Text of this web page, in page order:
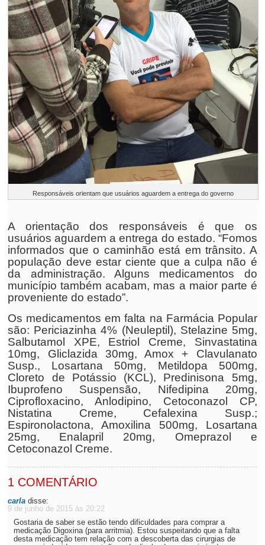
Responsáveis orientam que usuários aguardem a entrega do governo
A orientação dos responsáveis é que os
usuários aguardem a entrega do estado. “Fomos
informados que o caminhão está em trânsito. A
população deve estar ciente que a culpa não é
da administração. Alguns medicamentos do
município também acabam, mas a maior parte é
proveniente do estado”.
Os medicamentos em falta na Farmácia Popular
são: Periciazinha 4% (Neuleptil), Stelazine 5mg,
Salbutamol XPE, Estriol Creme, Sinvastatina
10mg, Gliclazida 30mg, Amox + Clavulanato
Susp., Losartana 50mg, Metildopa 500mg,
Cloreto de Potássio (KCL), Predinisona 5mg,
Ibuprofeno Suspensão, Nifedipina 20mg,
Ciprofloxacino, Anlodipino, Cetoconazol CP,
Nistatina Creme, Cefalexina Susp.;
Espironolactona, Amoxilina 500mg, Losartana
25mg, Enalapril 20mg, Omeprazol e
Cetoconazol Creme.
1 COMENTÁRIO
carla disse:
9 de junho de 2015 às 20:22
Gostaria de saber se estão tendo dificuldades para comprar a
medicação Digoxina (para arritmia). Estou suspeitando que a falta
desta medicação tem relação com a descoberta das cirurgias de